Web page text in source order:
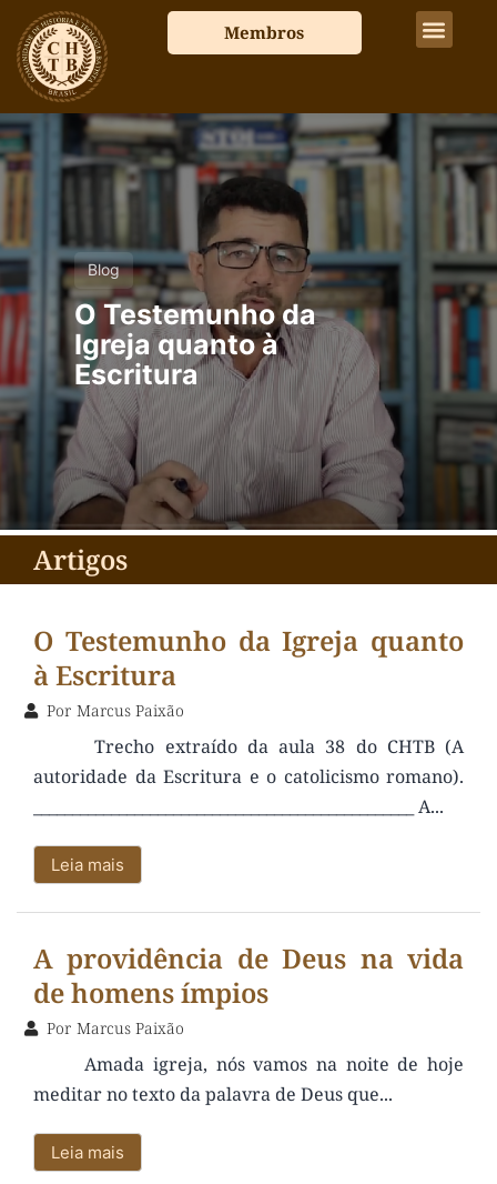
Membros
Blog
O Testemunho da
Igreja quanto à
Escritura
Artigos
O Testemunho da Igreja quanto
à Escritura
Por Marcus Paixão
Trecho extraído da aula 38 do CHTB (A
autoridade da Escritura e o catolicismo romano).
_________________________________________________ A...
Leia mais
A providência de Deus na vida
de homens ímpios
Por Marcus Paixão
Amada igreja, nós vamos na noite de hoje
meditar no texto da palavra de Deus que...
Leia mais